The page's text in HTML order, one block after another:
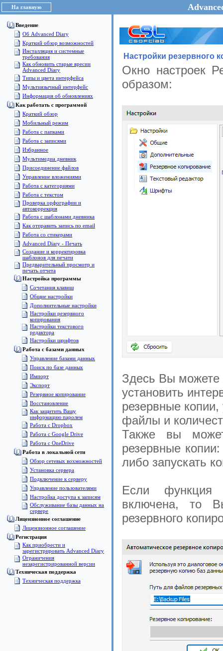
На главную
Введение
Об Advanced Diary
Краткий обзор возможностей
Инсталляция и системные
требования
Как обновить старые вресии
Advanced Diary
Типы и цвета интерфейса
Мультиязычный интерфейс
Информация об обновлениях
Как работать с программой
Краткий обзор
Мобильный режим
Работа с папками
Работа с записями
Избранное
Мультимедиа дневник
Присоединение файлов
Управление вложениями
Работа с категориями
Работа с текстом
Проверка орфографии и
автокоррекция
Работа с шаблонами дневника
Как отправить запись по email
Работа со стикерами
Advanced Diary - Печать
Создание и корректировка
шаблонов для печати
Предварительный просмотр и
печать отчета
Настройка программы
Сочетания клавиш
Общие настройки
Дополнительные настройки
Настройки резервного
копирования
Настройки текстового
редактора
Настройки шрифтов
Pабота с базами данных
Управление базами данных
Поиск по базе данных
Импорт
Экспорт
Pезервное копирование
Восстановление
Как защитить Вашу
информацию паролем
Работа с Dropbox
Работа с Google Drive
Работа с OneDrive
Работа в локальной сети
Обзор сетевых вохможностей
Установка сервера
Подключение к серверу
Управление пользователями
Настройка доступа к записям
Обслуживание базы данных на
сервере
Лицензионное соглашение
Лицензионное соглашение
Pегистрация
Как приобрести и
зарегистрировать Advanced Diary
Ограничения
незарегистрированной версии
Техническая поддержка
Техническая поддержка
Настройки резервного
Окно настроек
образом:
Здесь Вы можете
установить
резервные копии,
файлы и
Также вы
резервные
либо запускать
Если функция
включена, то
резервного